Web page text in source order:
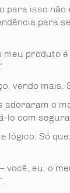
para isso não
para
meu produto
vendo mais.
adoraram o
lo com
lógico. Só
você, eu, o